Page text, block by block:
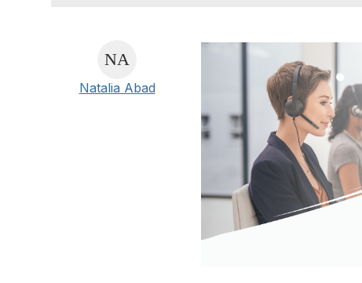
Natalia Abad